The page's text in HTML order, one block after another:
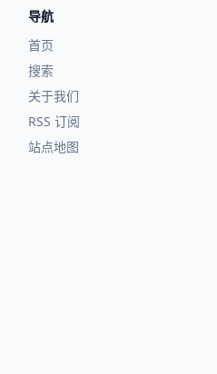
导航
首页
搜索
关于我们
RSS 订阅
站点地图